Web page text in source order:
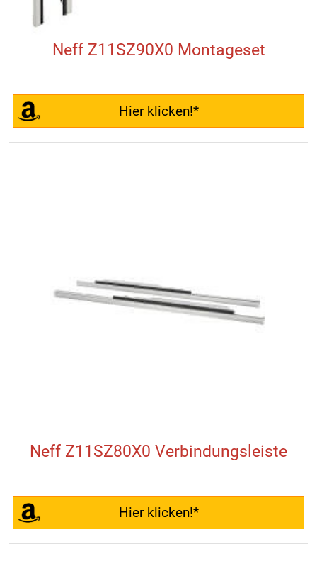
Neff Z11SZ90X0 Montageset
Hier klicken!*
Neff Z11SZ80X0 Verbindungsleiste
Hier klicken!*